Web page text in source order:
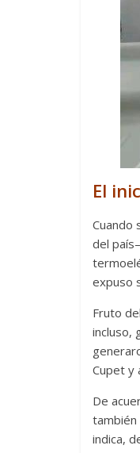
El
Cuando
del
expuso
Fruto
incluso,
Cupet y
De
también
indica,